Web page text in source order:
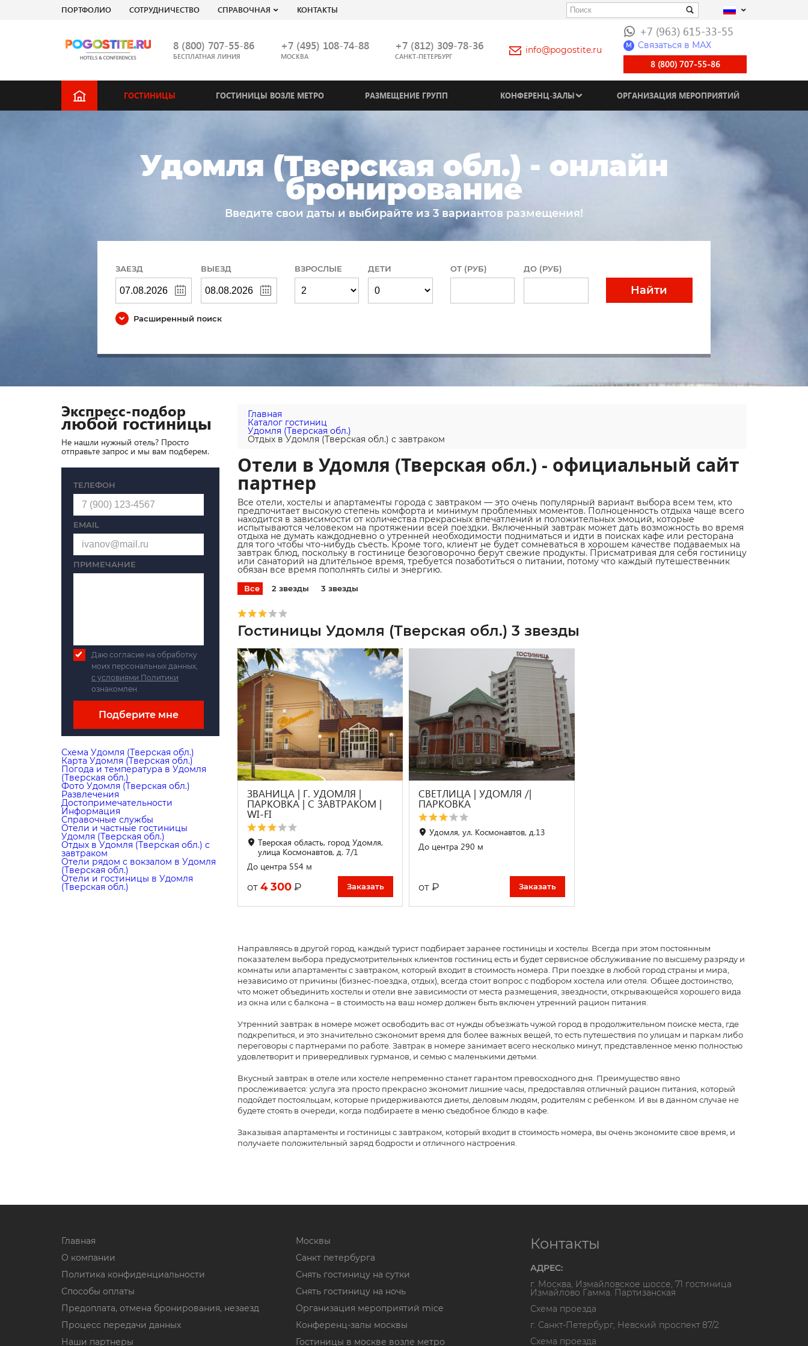
ПОРТФОЛИО СОТРУДНИЧЕСТВО СПРАВОЧНАЯ КОНТАКТЫ
8 (800) 707-55-86
БЕСПЛАТНАЯ ЛИНИЯ
+7 (495) 108-74-88
МОСКВА
+7 (812) 309-78-36
САНКТ-ПЕТЕРБУРГ
info@pogostite.ru
+7 (963) 615-33-55
M Связаться в МАХ
8 (800) 707-55-86
ГОСТИНИЦЫ ГОСТИНИЦЫ ВОЗЛЕ МЕТРО РАЗМЕЩЕНИЕ ГРУПП КОНФЕРЕНЦ-ЗАЛЫ ОРГАНИЗАЦИЯ МЕРОПРИЯТИЙ
Удомля (Тверская обл.) - онлайн
бронирование
Введите свои даты и выбирайте из 3 вариантов размещения!
ЗАЕЗД ВЫЕЗД ВЗРОСЛЫЕ ДЕТИ ОТ (РУБ) ДО (РУБ)
Найти
Расширенный поиск
Главная
Каталог гостиниц
Удомля (Тверская обл.)
Отдых в Удомля (Тверская обл.) с завтраком
Отели в Удомля (Тверская обл.) - официальный сайт
партнер
Все отели, хостелы и апартаменты города с завтраком — это очень популярный вариант выбора всем тем, кто
предпочитает высокую степень комфорта и минимум проблемных моментов. Полноценность отдыха чаще всего
находится в зависимости от количества прекрасных впечатлений и положительных эмоций, которые
испытываются человеком на протяжении всей поездки. Включенный завтрак может дать возможность во время
отдыха не думать каждодневно о утренней необходимости подниматься и идти в поисках кафе или ресторана
для того чтобы что-нибудь съесть. Кроме того, клиент не будет сомневаться в хорошем качестве подаваемых на
завтрак блюд, поскольку в гостинице безоговорочно берут свежие продукты. Присматривая для себя гостиницу
или санаторий на длительное время, требуется позаботиться о питании, потому что каждый путешественник
обязан все время пополнять силы и энергию.
Все 2 звезды 3 звезды
Гостиницы Удомля (Тверская обл.) 3 звезды
ЗВАНИЦА | Г. УДОМЛЯ |
ПАРКОВКА | С ЗАВТРАКОМ |
WI-FI
Тверская область, город Удомля,
улица Космонавтов, д. 7/1
До центра 554 м
от 4 300 ₽ Заказать
СВЕТЛИЦА | УДОМЛЯ /|
ПАРКОВКА
Удомля, ул. Космонавтов, д.13
До центра 290 м
от₽ Заказать
Направляясь в другой город, каждый турист подбирает заранее гостиницы и хостелы. Всегда при этом постоянным
показателем выбора предусмотрительных клиентов гостиниц есть и будет сервисное обслуживание по высшему разряду и
комнаты или апартаменты с завтраком, который входит в стоимость номера. При поездке в любой город страны и мира,
независимо от причины (бизнес-поездка, отдых), всегда стоит вопрос с подбором хостела или отеля. Общее достоинство,
что может объединить хостелы и отели вне зависимости от места размещения, звездности, открывающейся хорошего вида
из окна или с балкона – в стоимость на ваш номер должен быть включен утренний рацион питания.
Утренний завтрак в номере может освободить вас от нужды объезжать чужой город в продолжительном поиске места, где
подкрепиться, и это значительно сэкономит время для более важных вещей, то есть путешествия по улицам и паркам либо
переговоры с партнерами по работе. Завтрак в номере занимает всего несколько минут, представленное меню полностью
удовлетворит и привередливых гурманов, и семью с маленькими детьми.
Вкусный завтрак в отеле или хостеле непременно станет гарантом превосходного дня. Преимущество явно
прослеживается: услуга эта просто прекрасно экономит лишние часы, предоставляя отличный рацион питания, который
подойдет постояльцам, которые придерживаются диеты, деловым людям, родителям с ребенком. И вы в данном случае не
будете стоять в очереди, когда подбираете в меню съедобное блюдо в кафе.
Заказывая апартаменты и гостиницы с завтраком, который входит в стоимость номера, вы очень экономите свое время, и
получаете положительный заряд бодрости и отличного настроения.
Экспресс-подбор
любой гостиницы
Не нашли нужный отель? Просто
отправьте запрос и мы вам подберем.
ТЕЛЕФОН
EMAIL
ПРИМЕЧАНИЕ
Даю согласие на обработку
моих персональных данных,
с условиями Политики
ознакомлен.
Подберите мне
Схема Удомля (Тверская обл.)
Карта Удомля (Тверская обл.)
Погода и температура в Удомля
(Тверская обл.)
Фото Удомля (Тверская обл.)
Развлечения
Достопримечательности
Информация
Справочные службы
Отели и частные гостиницы
Удомля (Тверская обл.)
Отдых в Удомля (Тверская обл.) с
завтраком
Отели рядом с вокзалом в Удомля
(Тверская обл.)
Отели и гостиницы в Удомля
(Тверская обл.)
Главная
О компании
Политика конфиденциальности
Способы оплаты
Предоплата, отмена бронирования, незаезд
Процесс передачи данных
Наши партнеры
Москвы
Санкт петербурга
Снять гостиницу на сутки
Снять гостиницу на ночь
Организация мероприятий mice
Конференц-залы москвы
Гостиницы в москве возле метро
Контакты
АДРЕС:
г. Москва, Измайловское шоссе, 71 гостиница
Измайлово Гамма. Партизанская
Схема проезда
г. Санкт-Петербург, Невский проспект 87/2
Схема проезда